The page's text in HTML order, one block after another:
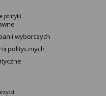
polityki
wyborczych
politycznych